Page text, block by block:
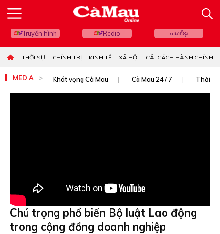
Truyền hình Radio ភាសាខ្មែរ
THỜI SỰ CHÍNH TRỊ KINH TẾ XÃ HỘI CẢI CÁCH HÀNH CHÍNH
MEDIA Khát vọng Cà Mau Cà Mau 24 / 7 Thời sự
Chú trọng phổ biến Bộ luật Lao động
trong cộng đồng doanh nghiệp